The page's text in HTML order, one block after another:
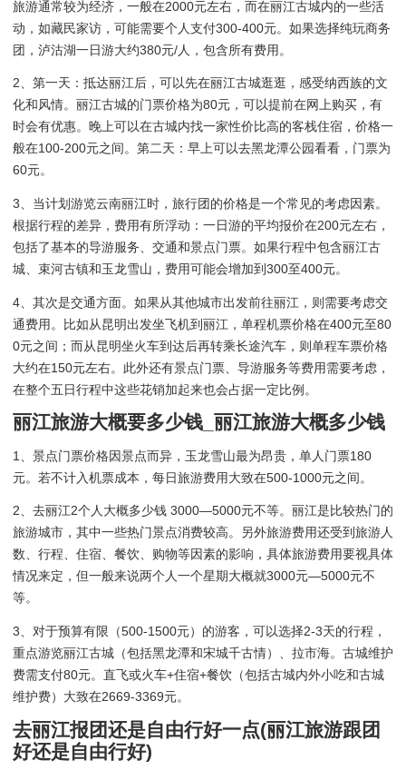
旅游通常较为经济，一般在2000元左右，而在丽江古城内的一些活
动，如藏民家访，可能需要个人支付300-400元。如果选择纯玩商务
团，泸沽湖一日游大约380元/人，包含所有费用。
2、第一天：抵达丽江后，可以先在丽江古城逛逛，感受纳西族的文
化和风情。丽江古城的门票价格为80元，可以提前在网上购买，有
时会有优惠。晚上可以在古城内找一家性价比高的客栈住宿，价格一
般在100-200元之间。第二天：早上可以去黑龙潭公园看看，门票为
60元。
3、当计划游览云南丽江时，旅行团的价格是一个常见的考虑因素。
根据行程的差异，费用有所浮动：一日游的平均报价在200元左右，
包括了基本的导游服务、交通和景点门票。如果行程中包含丽江古
城、束河古镇和玉龙雪山，费用可能会增加到300至400元。
4、其次是交通方面。如果从其他城市出发前往丽江，则需要考虑交
通费用。比如从昆明出发坐飞机到丽江，单程机票价格在400元至80
0元之间；而从昆明坐火车到达后再转乘长途汽车，则单程车票价格
大约在150元左右。此外还有景点门票、导游服务等费用需要考虑，
在整个五日行程中这些花销加起来也会占据一定比例。
丽江旅游大概要多少钱_丽江旅游大概多少钱
1、景点门票价格因景点而异，玉龙雪山最为昂贵，单人门票180
元。若不计入机票成本，每日旅游费用大致在500-1000元之间。
2、去丽江2个人大概多少钱 3000—5000元不等。丽江是比较热门的
旅游城市，其中一些热门景点消费较高。另外旅游费用还受到旅游人
数、行程、住宿、餐饮、购物等因素的影响，具体旅游费用要视具体
情况来定，但一般来说两个人一个星期大概就3000元—5000元不
等。
3、对于预算有限（500-1500元）的游客，可以选择2-3天的行程，
重点游览丽江古城（包括黑龙潭和宋城千古情）、拉市海。古城维护
费需支付80元。直飞或火车+住宿+餐饮（包括古城内外小吃和古城
维护费）大致在2669-3369元。
去丽江报团还是自由行好一点(丽江旅游跟团
好还是自由行好)